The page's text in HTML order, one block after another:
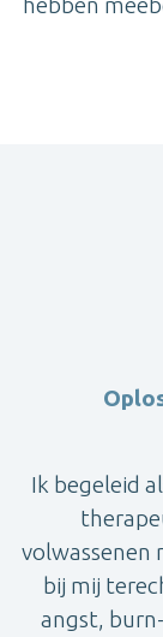
Ik begeleid
volwassenen
bij mij
angst,